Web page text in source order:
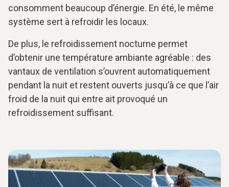
consomment beaucoup d’énergie. En été, le même
système sert à refroidir les locaux.
De plus, le refroidissement nocturne permet
d’obtenir une température ambiante agréable : des
vantaux de ventilation s’ouvrent automatiquement
pendant la nuit et restent ouverts jusqu’à ce que l’air
froid de la nuit qui entre ait provoqué un
refroidissement suffisant.